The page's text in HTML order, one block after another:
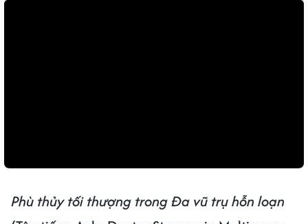
Phù thủy tối thượng trong Đa vũ trụ hỗn loạn